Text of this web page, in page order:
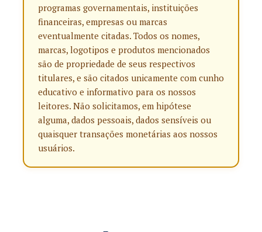
programas governamentais, instituições
financeiras, empresas ou marcas
eventualmente citadas. Todos os nomes,
marcas, logotipos e produtos mencionados
são de propriedade de seus respectivos
titulares, e são citados unicamente com cunho
educativo e informativo para os nossos
leitores. Não solicitamos, em hipótese
alguma, dados pessoais, dados sensíveis ou
quaisquer transações monetárias aos nossos
usuários.